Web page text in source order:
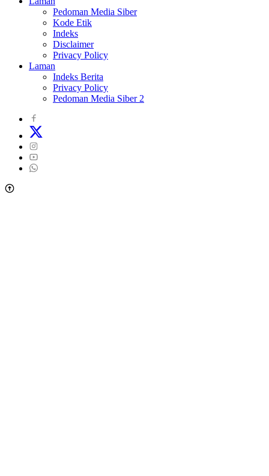
Pedoman Media Siber
Kode Etik
Indeks
Disclaimer
Privacy Policy
Laman
Indeks Berita
Privacy Policy
Pedoman Media Siber 2